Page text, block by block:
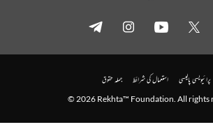
پرائیویسی پالیسی استعمال کی شرائط جملہ حقوق
© 2026 Rekhta™ Foundation. All rights